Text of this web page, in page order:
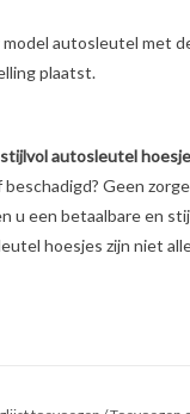
autosleutel met
plaatst.
autosleutel
Geen
u een betaalbare en
hoesjes zijn niet